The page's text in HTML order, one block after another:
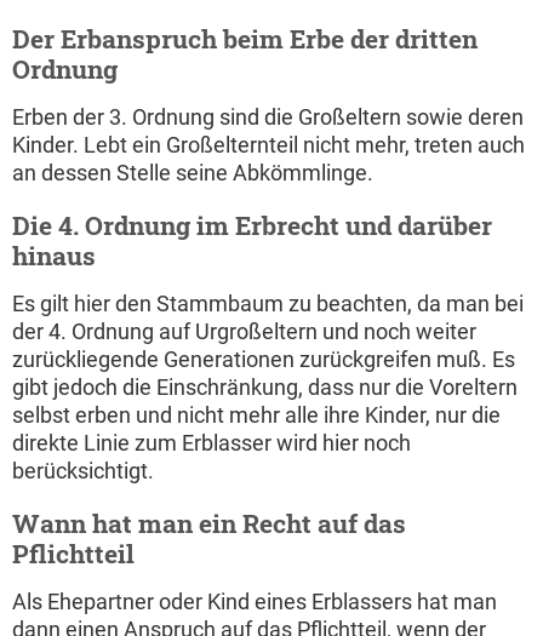
Der Erbanspruch beim Erbe der dritten
Ordnung
Erben der 3. Ordnung sind die Großeltern sowie deren
Kinder. Lebt ein Großelternteil nicht mehr, treten auch
an dessen Stelle seine Abkömmlinge.
Die 4. Ordnung im Erbrecht und darüber
hinaus
Es gilt hier den Stammbaum zu beachten, da man bei
der 4. Ordnung auf Urgroßeltern und noch weiter
zurückliegende Generationen zurückgreifen muß. Es
gibt jedoch die Einschränkung, dass nur die Voreltern
selbst erben und nicht mehr alle ihre Kinder, nur die
direkte Linie zum Erblasser wird hier noch
berücksichtigt.
Wann hat man ein Recht auf das
Pflichtteil
Als Ehepartner oder Kind eines Erblassers hat man
dann einen Anspruch auf das Pflichtteil, wenn der